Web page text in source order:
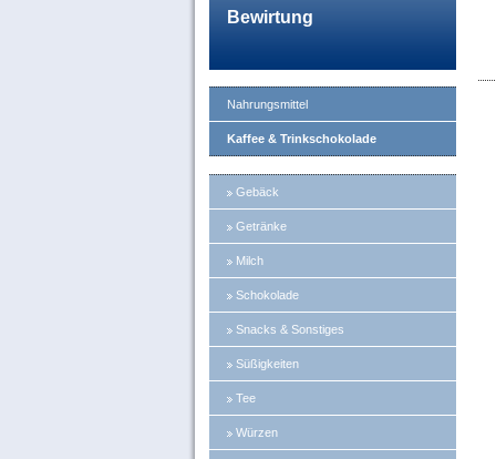
Bewirtung
Nahrungsmittel
Kaffee & Trinkschokolade
Gebäck
Getränke
Milch
Schokolade
Snacks & Sonstiges
Süßigkeiten
Tee
Würzen